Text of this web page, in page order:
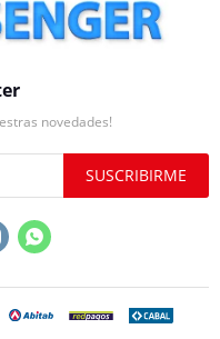
novedades!
SUSCRIBIRME
